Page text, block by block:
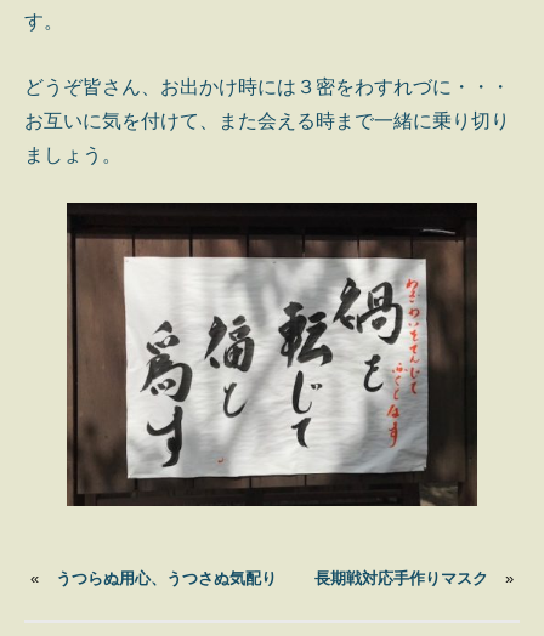
す。
どうぞ皆さん、お出かけ時には３密をわすれづに・・・
お互いに気を付けて、また会える時まで一緒に乗り切り
ましょう。
« うつらぬ用心、うつさぬ気配り 長期戦対応手作りマスク »